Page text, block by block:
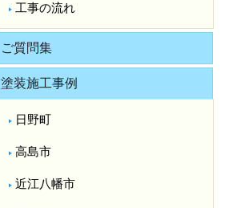
工事の流れ
ご質問集
塗装施工事例
日野町
高島市
近江八幡市